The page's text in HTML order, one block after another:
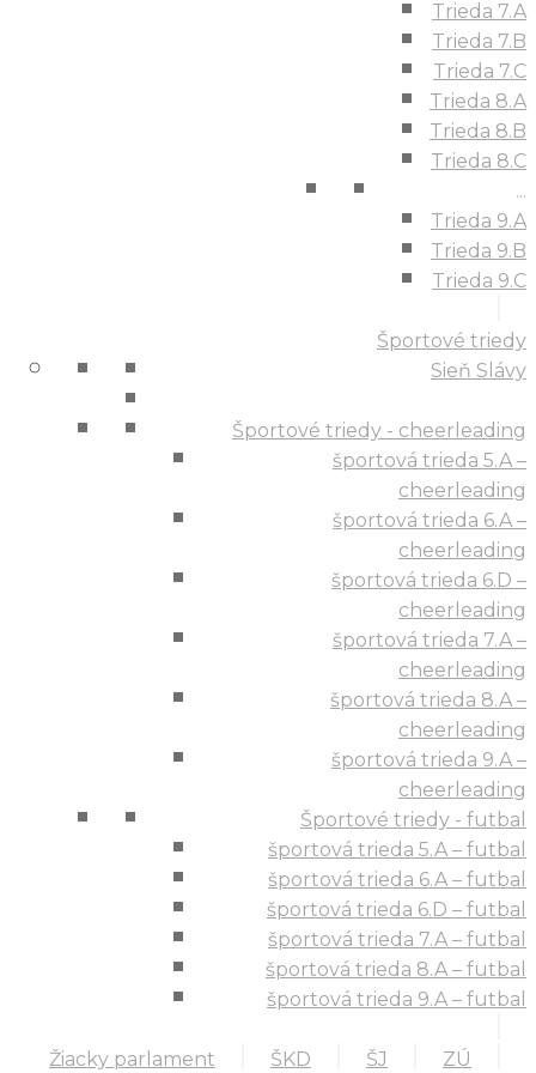
Trieda 7.A
Trieda 7.B
Trieda 7.C
Trieda 8.A
Trieda 8.B
Trieda 8.C
...
Trieda 9.A
Trieda 9.B
Trieda 9.C
Športové triedy
Sieň Slávy
Športové triedy - cheerleading
športová trieda 5.A –
cheerleading
športová trieda 6.A –
cheerleading
športová trieda 6.D –
cheerleading
športová trieda 7.A –
cheerleading
športová trieda 8.A –
cheerleading
športová trieda 9.A –
cheerleading
Športové triedy - futbal
športová trieda 5.A – futbal
športová trieda 6.A – futbal
športová trieda 6.D – futbal
športová trieda 7.A – futbal
športová trieda 8.A – futbal
športová trieda 9.A – futbal
Žiacky parlament ŠKD ŠJ ZÚ